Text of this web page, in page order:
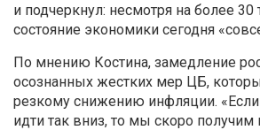
и подчеркнул: несмотря на более 30
состояние экономики сегодня
По мнению Костина, замедление
осознанных жестких мер ЦБ,
резкому снижению инфляции.
идти так вниз, то мы скоро